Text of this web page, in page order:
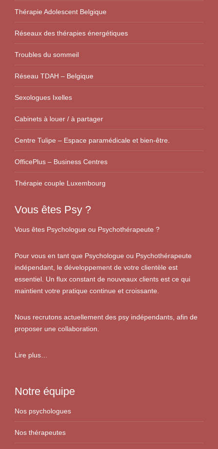
Thérapie Adolescent Belgique
Réseaux des thérapies énergétiques
Troubles du sommeil
Réseau TDAH – Belgique
Sexologues Ixelles
Cabinets à louer / à partager
Centre Tulipe – Espace paramédicale et bien-être.
OfficePlus – Business Centres
Thérapie couple Luxembourg
Vous êtes Psy ?
Vous êtes Psychologue ou Psychothérapeute ?
Pour vous en tant que Psychologue ou Psychothérapeute
indépendant, le développement de votre clientèle est
essentiel. Un flux constant de nouveaux clients est ce qui
maintient votre pratique continue et croissante.
Nous recrutons actuellement des psy indépendants, afin de
proposer une collaboration.
Lire plus…
Notre équipe
Nos psychologues
Nos thérapeutes